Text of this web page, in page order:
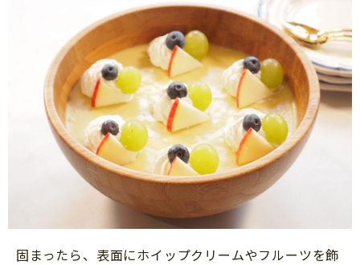
固まったら、表面にホイップクリームやフルーツを飾